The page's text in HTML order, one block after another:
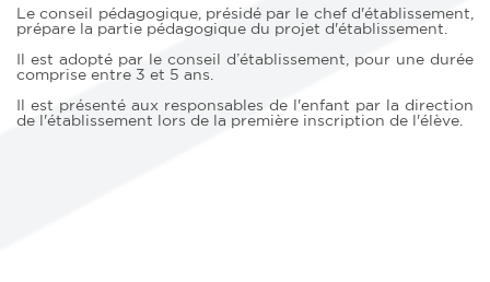
Le conseil pédagogique, présidé par le chef d'établissement,
prépare la partie pédagogique du projet d'établissement.
Il est adopté par le conseil d’établissement, pour une durée
comprise entre 3 et 5 ans.
Il est présenté aux responsables de l'enfant par la direction
de l'établissement lors de la première inscription de l'élève.